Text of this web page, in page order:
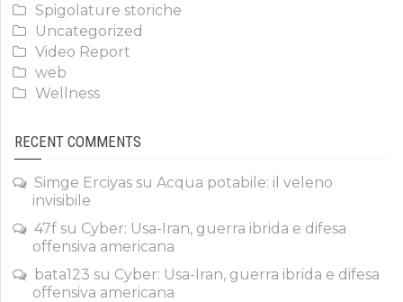
Spigolature storiche
Uncategorized
Video Report
web
Wellness
RECENT COMMENTS
Simge Erciyas su Acqua potabile: il veleno
invisibile
47f su Cyber: Usa-Iran, guerra ibrida e difesa
offensiva americana
bata123 su Cyber: Usa-Iran, guerra ibrida e difesa
offensiva americana